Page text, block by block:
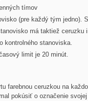
tímov
(pre každý tým jedno).
má taktiež
kontrolného stanoviska.
limit je 20 minút.
farebnou ceruzkou na
pokúsiť o označenie